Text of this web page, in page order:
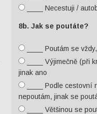
____ Necestuji /
8b. Jak se poutáte?
____ Poutám se
____ Výjimečně (při
jinak ano
____ Podle cestovní
nepoutám, jinak se
____ Většinou se